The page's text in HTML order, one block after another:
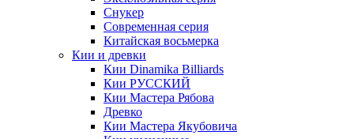
Снукер
Современная серия
Китайская восьмерка
Кии и древки
Кии Dinamika Billiards
Кии РУССКИЙ
Кии Мастера Рябова
Древко
Кии Мастера Якубовича